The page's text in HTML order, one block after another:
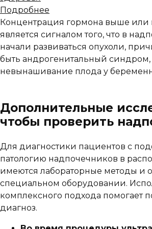
Подробнее
Концентрация гормона выше
является сигналом того, что в
начали развиваться опухоли,
быть андрогенитальный
невынашивание плода у
Дополнительные
чтобы проверить
Для диагностики пациентов с
патологию надпочечников в
имеются лабораторные методы и
специальном оборудовании.
комплексного подхода помогает
диагноз.